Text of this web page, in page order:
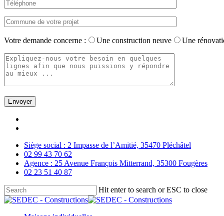
Votre demande concerne : Une construction neuve Une
Skip
contentSiège social : 2 Impasse de l’Amitié, 35470 Pléchâtel
02 99 43 70 62
Agence : 25 Avenue François Mitterrand, 35300 Fougères
02 23 51 40 87
Hit enter to search or ESC to close
Close